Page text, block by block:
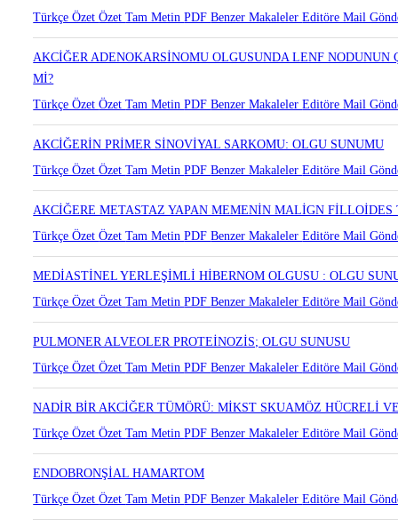
Türkçe ÖzetÖzetTam MetinPDFBenzer MakalelerEditöre Mail
AKCİĞER ADENOKARSİNOMU OLGUSUNDA LENF
Mİ?
Türkçe ÖzetÖzetTam MetinPDFBenzer MakalelerEditöre Mail
AKCİĞERİN PRİMER SİNOVİYAL SARKOMU: OLGU SUNUMU
Türkçe ÖzetÖzetTam MetinPDFBenzer MakalelerEditöre Mail
AKCİĞERE METASTAZ YAPAN MEMENİN MALİGN FİLLOİDES
Türkçe ÖzetÖzetTam MetinPDFBenzer MakalelerEditöre Mail
MEDİASTİNEL YERLEŞİMLİ HİBERNOM OLGUSU : OLGU
Türkçe ÖzetÖzetTam MetinPDFBenzer MakalelerEditöre Mail
PULMONER ALVEOLER PROTEİNOZİS; OLGU SUNUSU
Türkçe ÖzetÖzetTam MetinPDFBenzer MakalelerEditöre Mail
NADİR BİR AKCİĞER TÜMÖRÜ: MİKST SKUAMÖZ HÜCRELİ
Türkçe ÖzetÖzetTam MetinPDFBenzer MakalelerEditöre Mail
ENDOBRONŞİAL HAMARTOM
Türkçe ÖzetÖzetTam MetinPDFBenzer MakalelerEditöre Mail